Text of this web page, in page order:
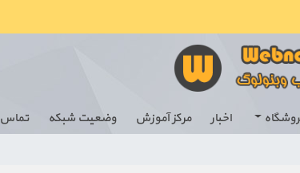
اخبار مرکز آموزش وضعیت شبکه تماس